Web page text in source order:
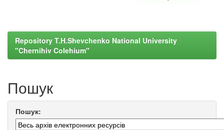
Repository T.H.Shevchenko National University
"Chernihiv Colehium"
Пошук
Пошук: